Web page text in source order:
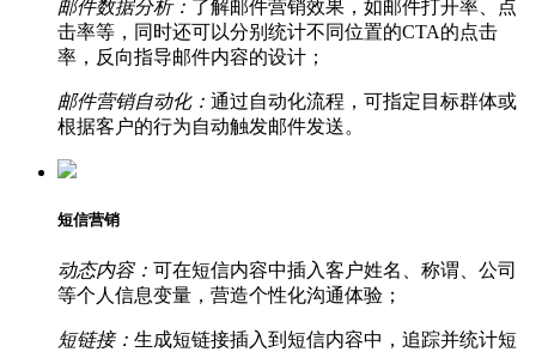
邮件数据分析： 了解邮件营销效果，如邮件打开率、点
击率等，同时还可以分别统计不同位置的CTA的点击
率，反向指导邮件内容的设计；
邮件营销自动化： 通过自动化流程，可指定目标群体或
根据客户的行为自动触发邮件发送。
短信营销
动态内容： 可在短信内容中插入客户姓名、称谓、公司
等个人信息变量，营造个性化沟通体验；
短链接： 生成短链接插入到短信内容中，追踪并统计短